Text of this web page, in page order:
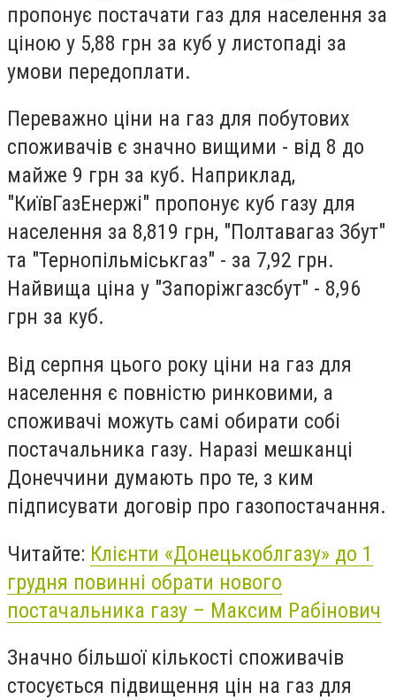
пропонує постачати газ для населення за
ціною у 5,88 грн за куб у листопаді за
умови передоплати.
Переважно ціни на газ для побутових
споживачів є значно вищими - від 8 до
майже 9 грн за куб. Наприклад,
"КиївГазЕнержі" пропонує куб газу для
населення за 8,819 грн, "Полтавагаз Збут"
та "Тернопільміськгаз" - за 7,92 грн.
Найвища ціна у "Запоріжгазсбут" - 8,96
грн за куб.
Від серпня цього року ціни на газ для
населення є повністю ринковими, а
споживачі можуть самі обирати собі
постачальника газу. Наразі мешканці
Донеччини думають про те, з ким
підписувати договір про газопостачання.
Читайте: Клієнти «Донецькоблгазу» до 1
грудня повинні обрати нового
постачальника газу – Максим Рабінович
Значно більшої кількості споживачів
стосується підвищення цін на газ для